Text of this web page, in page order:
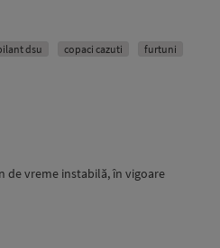
dsu copaci cazuti
furtuni
de vreme instabilă, în vigoare